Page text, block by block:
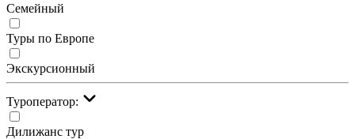
Семейный
Туры по Европе
Экскурсионный
Туроператор:
Дилижанс тур